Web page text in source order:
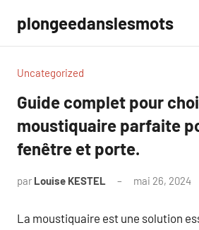
contenu
plongeedanslesmots
Uncategorized
Guide complet pour
moustiquaire parfaite
fenêtre et porte.
par Louise KESTEL mai 26, 2024
La moustiquaire est une solution